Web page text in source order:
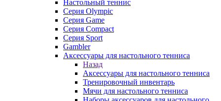
Настольный теннис
Серия Olympic
Серия Game
Серия Compact
Серия Sport
Gambler
Аксессуары для настольного тенниса
Назад
Аксессуары для настольного тенниса
Тренировочный инвентарь
Мячи для настольного тенниса